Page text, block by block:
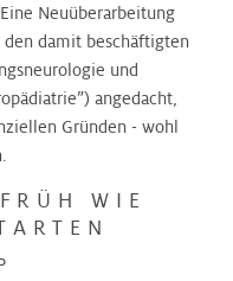
Neuüberarbeitung
den damit beschäftigten
und
angedacht,
Gründen - wohl
WIE